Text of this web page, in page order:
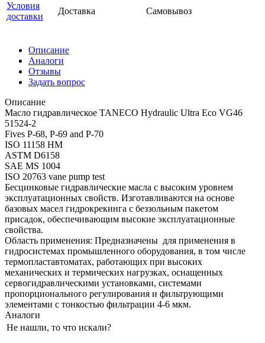
Условия
доставки
Доставка Самовывоз
Описание
Аналоги
Отзывы
Задать вопрос
Описание
Масло гидравлическое TANECO Hydraulic Ultra Eco VG46
51524-2
Fives P-68, P-69 and P-70
ISO 11158 HM
ASTM D6158
SAE MS 1004
ISO 20763 vane pump test
Бесцинковые гидравлические масла c высоким уровнем
эксплуатационных свойств. Изготавливаются на основе
базовых масел гидрокрекинга с беззольным пакетом
присадок, обеспечивающим высокие эксплуатационные
свойства.
Область применения: Предназначены для применения в
гидросистемах промышленного оборудования, в том числе
термопластавтоматах, работающих при высоких
механических и термических нагрузках, оснащенных
сервогидравлическими установками, системами
пропорционального регулирования и фильтрующими
элементами с тонкостью фильтрации 4-6 мкм.
Аналоги
Не нашли, то что искали?